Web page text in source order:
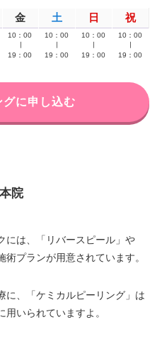
金 土 日 祝
10：00
19：00
10：00
19：00
10：00
19：00
10：00
19：00
グに申し込む
院
には、「リバースピール」や
術プランが用意されています。
に、「ケミカルピーリング」は
いられていますよ。